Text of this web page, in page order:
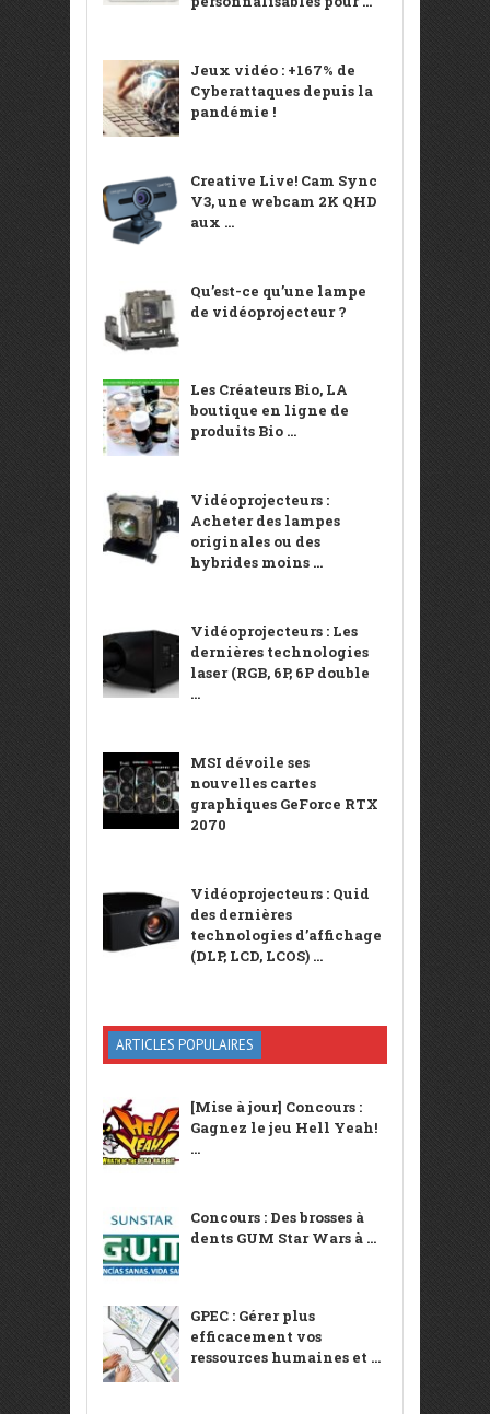
Jeux vidéo : +167% de
Cyberattaques depuis la
pandémie !
Creative Live! Cam Sync
V3, une webcam 2K QHD
aux ...
Qu’est-ce qu’une lampe
de vidéoprojecteur ?
Les Créateurs Bio, LA
boutique en ligne de
produits Bio ...
Vidéoprojecteurs :
Acheter des lampes
originales ou des
hybrides moins ...
Vidéoprojecteurs : Les
dernières technologies
laser (RGB, 6P, 6P double
...
MSI dévoile ses
nouvelles cartes
graphiques GeForce RTX
2070
Vidéoprojecteurs : Quid
des dernières
technologies d’affichage
(DLP, LCD, LCOS) ...
ARTICLES POPULAIRES
[Mise à jour] Concours :
Gagnez le jeu Hell Yeah!
...
Concours : Des brosses à
dents GUM Star Wars à ...
GPEC : Gérer plus
efficacement vos
ressources humaines et ...